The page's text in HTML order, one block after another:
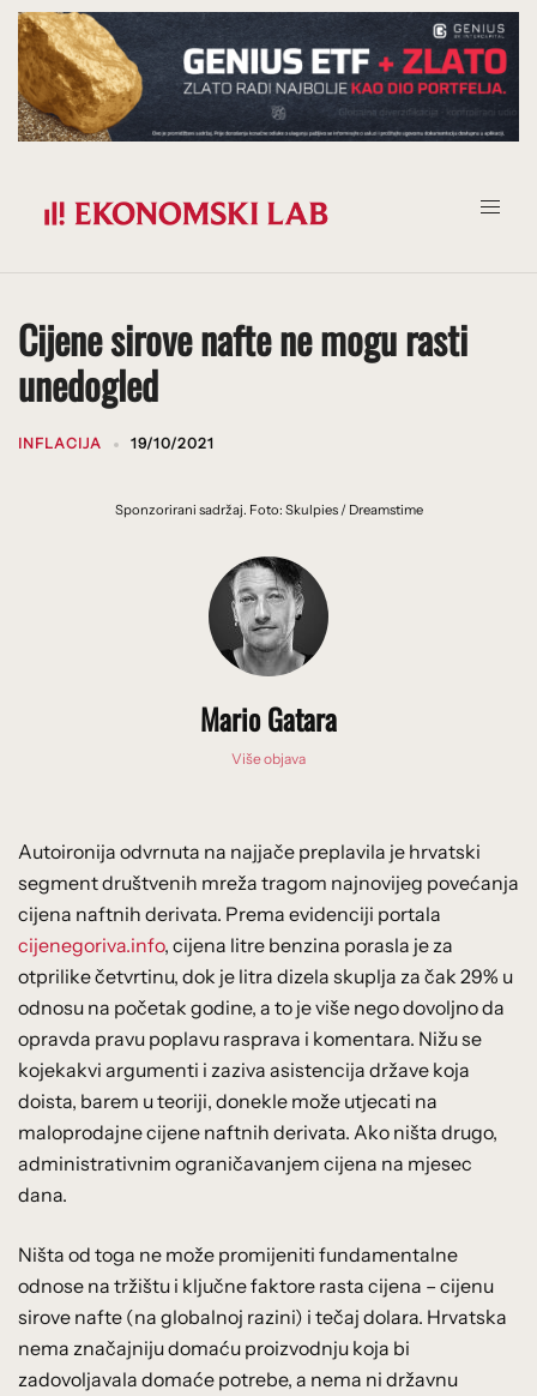
Prijeđi
na
sadržaj
Cijene sirove nafte ne mogu rasti
unedogled
INFLACIJA 19/10/2021
Sponzorirani sadržaj. Foto: Skulpies / Dreamstime
Mario Gatara
Više objava
Autoironija odvrnuta na najjače preplavila je hrvatski
segment društvenih mreža tragom najnovijeg povećanja
cijena naftnih derivata. Prema evidenciji portala
cijenegoriva.info, cijena litre benzina porasla je za
otprilike četvrtinu, dok je litra dizela skuplja za čak 29% u
odnosu na početak godine, a to je više nego dovoljno da
opravda pravu poplavu rasprava i komentara. Nižu se
kojekakvi argumenti i zaziva asistencija države koja
doista, barem u teoriji, donekle može utjecati na
maloprodajne cijene naftnih derivata. Ako ništa drugo,
administrativnim ograničavanjem cijena na mjesec
dana.
Ništa od toga ne može promijeniti fundamentalne
odnose na tržištu i ključne faktore rasta cijena – cijenu
sirove nafte (na globalnoj razini) i tečaj dolara. Hrvatska
nema značajniju domaću proizvodnju koja bi
zadovoljavala domaće potrebe, a nema ni državnu